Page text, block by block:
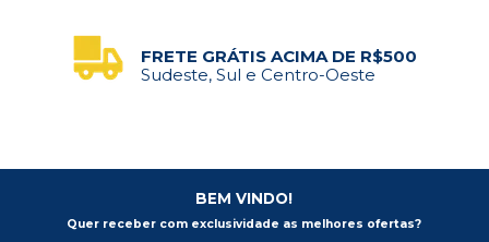
FRETE GRÁTIS ACIMA DE R$500
Sudeste, Sul e Centro-Oeste
BEM VINDO!
Quer receber com exclusividade as melhores ofertas?